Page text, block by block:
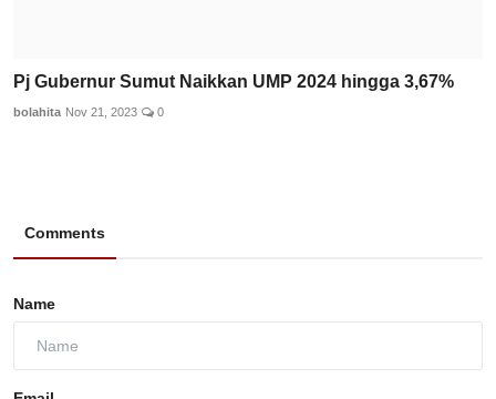
Pj Gubernur Sumut Naikkan UMP 2024 hingga 3,67%
bolahita Nov 21, 2023 0
Comments
Name